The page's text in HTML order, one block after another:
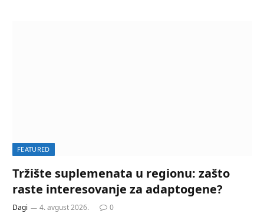
FEATURED
Tržište suplemenata u regionu: zašto
raste interesovanje za adaptogene?
Dagi 4. avgust 2026. 0